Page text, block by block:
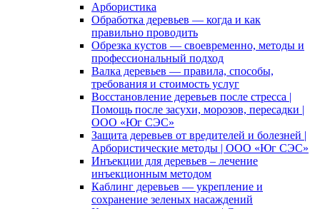
Арбористика
Обработка деревьев — когда и как
правильно проводить
Обрезка кустов — своевременно, методы и
профессиональный подход
Валка деревьев — правила, способы,
требования и стоимость услуг
Восстановление деревьев после стресса |
Помощь после засухи, морозов, пересадки |
ООО «Юг СЭС»
Защита деревьев от вредителей и болезней |
Арбористические методы | ООО «Юг СЭС»
Инъекции для деревьев – лечение
инъекционным методом
Каблинг деревьев — укрепление и
сохранение зеленых насаждений